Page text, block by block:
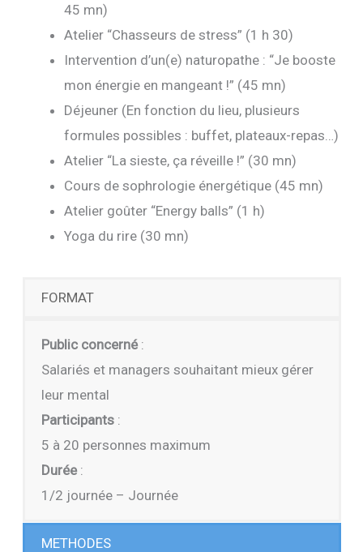
45 mn)
Atelier “Chasseurs de stress” (1 h 30)
Intervention d’un(e) naturopathe : “Je booste
mon énergie en mangeant !” (45 mn)
Déjeuner (En fonction du lieu, plusieurs
formules possibles : buffet, plateaux-repas…)
Atelier “La sieste, ça réveille !” (30 mn)
Cours de sophrologie énergétique (45 mn)
Atelier goûter “Energy balls” (1 h)
Yoga du rire (30 mn)
FORMAT
Public concerné:
Salariés et managers souhaitant mieux gérer
leur mental
Participants:
5 à 20 personnes maximum
Durée:
1/2 journée – Journée
METHODES